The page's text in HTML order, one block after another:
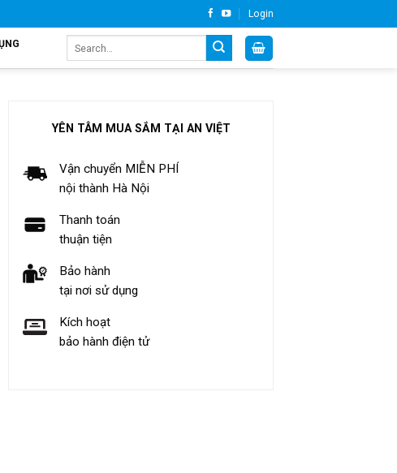
Login
YÊN TÂM MUA SẮM TẠI AN VIỆT
Vận chuyển MIỄN PHÍ
nội thành Hà Nội
Thanh toán
thuận tiện
Bảo hành
tại nơi sử dụng
Kích hoạt
bảo hành điện tử